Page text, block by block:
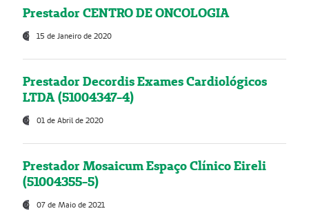
Prestador CENTRO DE ONCOLOGIA
15 de Janeiro de 2020
Prestador Decordis Exames Cardiológicos
LTDA (51004347-4)
01 de Abril de 2020
Prestador Mosaicum Espaço Clínico Eireli
(51004355-5)
07 de Maio de 2021